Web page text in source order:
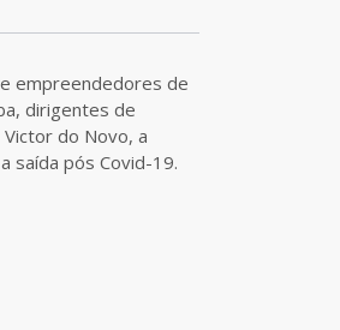
empreendedores de
dirigentes de
do Novo, a
saída pós Covid-19.